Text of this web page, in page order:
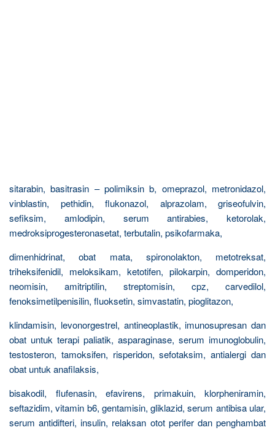
sitarabin, basitrasin – polimiksin b, omeprazol, metronidazol,
vinblastin, pethidin, flukonazol, alprazolam, griseofulvin,
sefiksim, amlodipin, serum antirabies, ketorolak,
medroksiprogesteronasetat, terbutalin, psikofarmaka,
dimenhidrinat, obat mata, spironolakton, metotreksat,
triheksifenidil, meloksikam, ketotifen, pilokarpin, domperidon,
neomisin, amitriptilin, streptomisin, cpz, carvedilol,
fenoksimetilpenisilin, fluoksetin, simvastatin, pioglitazon,
klindamisin, levonorgestrel, antineoplastik, imunosupresan dan
obat untuk terapi paliatik, asparaginase, serum imunoglobulin,
testosteron, tamoksifen, risperidon, sefotaksim, antialergi dan
obat untuk anafilaksis,
bisakodil, flufenasin, efavirens, primakuin, klorpheniramin,
seftazidim, vitamin b6, gentamisin, gliklazid, serum antibisa ular,
serum antidifteri, insulin, relaksan otot perifer dan penghambat